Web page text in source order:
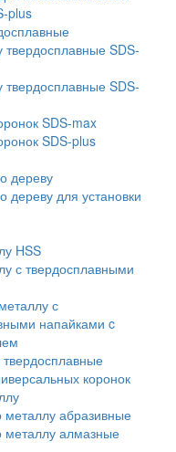
plus
твердосплавные SDS-
твердосплавные SDS-
SDS-max
SDS-plus
дереву
дереву для установки
HSS
с твердосплавными
с
напайками c
коронок
металлу абразивные
металлу алмазные